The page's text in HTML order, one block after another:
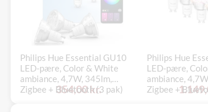
Philips Hue Essential GU10
LED-pære, Color & White
ambiance, 4,7W, 345lm,
Zigbee + Bluetooth (3 pak)
354,00 kr.
Philips Hue
LED-pære,
ambiance,
Zigbee +